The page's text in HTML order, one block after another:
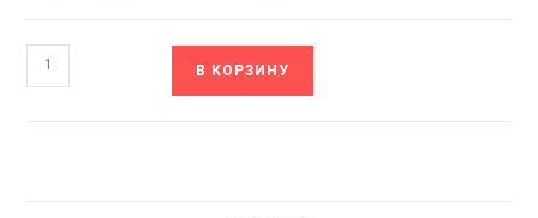
Количество
товара
В КОРЗИНУ